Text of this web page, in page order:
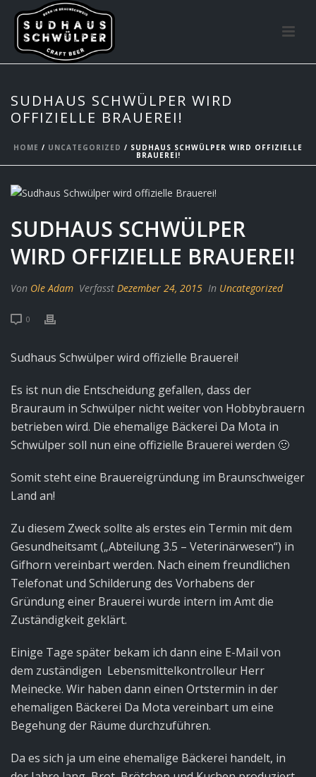
SUDHAUS SCHWÜLPER WIRD
OFFIZIELLE BRAUEREI!
HOME / UNCATEGORIZED / SUDHAUS SCHWÜLPER WIRD OFFIZIELLE
BRAUEREI!
SUDHAUS SCHWÜLPER
WIRD OFFIZIELLE BRAUEREI!
Von Ole Adam Verfasst Dezember 24, 2015 In Uncategorized
0
Sudhaus Schwülper wird offizielle Brauerei!
Es ist nun die Entscheidung gefallen, dass der
Brauraum in Schwülper nicht weiter von Hobbybrauern
betrieben wird. Die ehemalige Bäckerei Da Mota in
Schwülper soll nun eine offizielle Brauerei werden 🙂
Somit steht eine Brauereigründung im Braunschweiger
Land an!
Zu diesem Zweck sollte als erstes ein Termin mit dem
Gesundheitsamt („Abteilung 3.5 – Veterinärwesen“) in
Gifhorn vereinbart werden. Nach einem freundlichen
Telefonat und Schilderung des Vorhabens der
Gründung einer Brauerei wurde intern im Amt die
Zuständigkeit geklärt.
Einige Tage später bekam ich dann eine E-Mail von
dem zuständigen Lebensmittelkontrolleur Herr
Meinecke. Wir haben dann einen Ortstermin in der
ehemaligen Bäckerei Da Mota vereinbart um eine
Begehung der Räume durchzuführen.
Da es sich ja um eine ehemalige Bäckerei handelt, in